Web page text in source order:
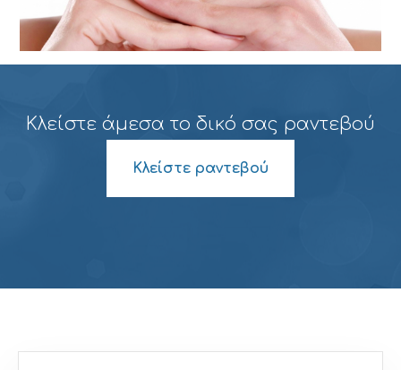
Κλείστε άμεσα το δικό σας ραντεβού
Κλείστε ραντεβού